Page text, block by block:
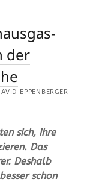
der
EPPENBERGER
sich, ihre
Das
Deshalb
schon